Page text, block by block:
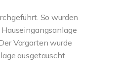
So wurden
Vorgarten wurde
ausgetauscht.